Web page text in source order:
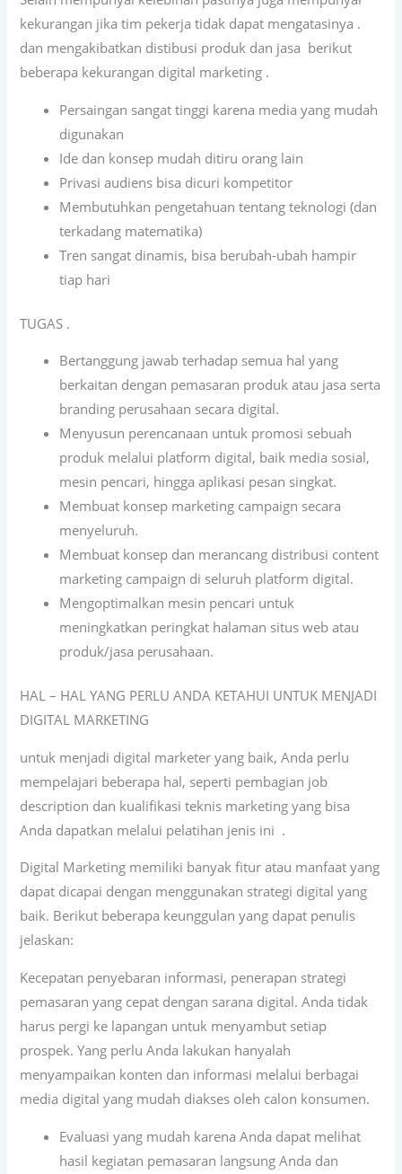
kekurangan jika tim pekerja tidak dapat mengatasinya .
dan mengakibatkan distibusi produk dan jasa berikut
beberapa kekurangan digital marketing .
Persaingan sangat tinggi karena media yang mudah
digunakan
Ide dan konsep mudah ditiru orang lain
Privasi audiens bisa dicuri kompetitor
Membutuhkan pengetahuan tentang teknologi (dan
terkadang matematika)
Tren sangat dinamis, bisa berubah-ubah hampir
tiap hari
TUGAS .
Bertanggung jawab terhadap semua hal yang
berkaitan dengan pemasaran produk atau jasa serta
branding perusahaan secara digital.
Menyusun perencanaan untuk promosi sebuah
produk melalui platform digital, baik media sosial,
mesin pencari, hingga aplikasi pesan singkat.
Membuat konsep marketing campaign secara
menyeluruh.
Membuat konsep dan merancang distribusi content
marketing campaign di seluruh platform digital.
Mengoptimalkan mesin pencari untuk
meningkatkan peringkat halaman situs web atau
produk/jasa perusahaan.
HAL – HAL YANG PERLU ANDA KETAHUI UNTUK MENJADI
DIGITAL MARKETING
untuk menjadi digital marketer yang baik, Anda perlu
mempelajari beberapa hal, seperti pembagian job
description dan kualifikasi teknis marketing yang bisa
Anda dapatkan melalui pelatihan jenis ini .
Digital Marketing memiliki banyak fitur atau manfaat yang
dapat dicapai dengan menggunakan strategi digital yang
baik. Berikut beberapa keunggulan yang dapat penulis
jelaskan:
Kecepatan penyebaran informasi, penerapan strategi
pemasaran yang cepat dengan sarana digital. Anda tidak
harus pergi ke lapangan untuk menyambut setiap
prospek. Yang perlu Anda lakukan hanyalah
menyampaikan konten dan informasi melalui berbagai
media digital yang mudah diakses oleh calon konsumen.
Evaluasi yang mudah karena Anda dapat melihat
hasil kegiatan pemasaran langsung Anda dan